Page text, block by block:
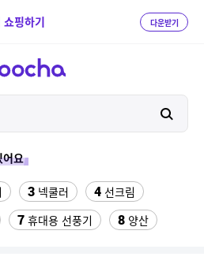
핑하기 다운받기
어요
3 넥쿨러 4 선크림
7 휴대용 선풍기 8 양산